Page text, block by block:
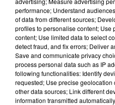
Flash infos
Crédit :Flash infos
performance; Understand
of data from different sources;
profiles to personalise content; Use
content; Use limited data to select
detect fraud, and fix errors; Deliver
Save and communicate privacy
process personal data such as IP
following functionalities: Identify
requested; Use precise
other data sources; Link different
information transmitted